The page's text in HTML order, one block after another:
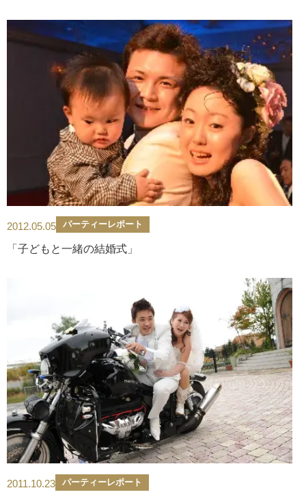
2012.05.05 パーティーレポート
「子どもと一緒の結婚式」
2011.10.23 パーティーレポート